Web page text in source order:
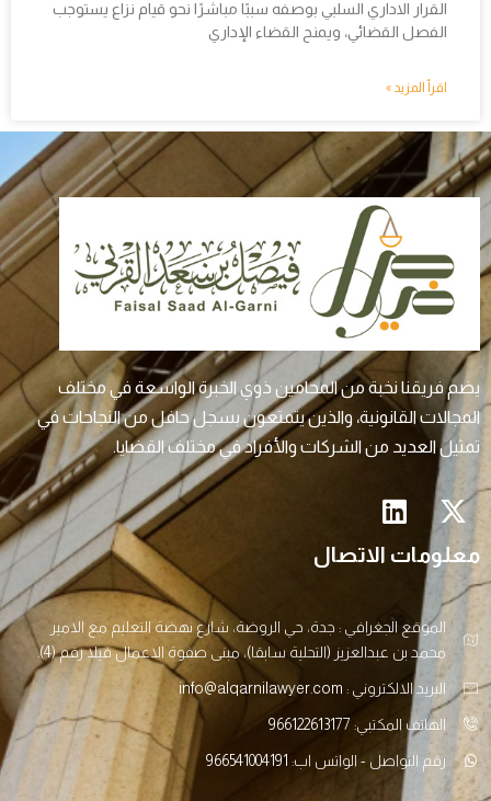
القرار الاداري السلبي بوصفه سببًا مباشرًا نحو قيام نزاع يستوجب
الفصل القضائي، ويمنح القضاء الإداري
اقرأ المزيد »
يضم فريقنا نخبة من المحامين ذوي الخبرة الواسعة في مختلف
المجالات القانونية، والذين يتمتعون بسجل حافل من النجاحات في
تمثيل العديد من الشركات والأفراد في مختلف القضايا.
معلومات الاتصال
الموقع الجغرافي : جدة، حي الروضة، شارع نهضة التعليم مع الامير
محمد بن عبدالعزيز (التحلية سابقا)، مبنى صفوة الاعمال فيلا رقم (4).
البريد الالكتروني : info@alqarnilawyer.com
الهاتف المكتبي: 966122613177
رقم التواصل - الواتس اب: 966541004191